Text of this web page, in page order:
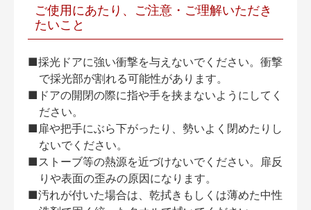
ご使用にあたり、ご注意・ご理解いただき
たいこと
■採光ドアに強い衝撃を与えないでください。衝撃
で採光部が割れる可能性があります。
■ドアの開閉の際に指や手を挟まないようにしてく
ださい。
■扉や把手にぶら下がったり、勢いよく閉めたりし
ないでください。
■ストーブ等の熱源を近づけないでください。扉反
りや表面の歪みの原因になります。
■汚れが付いた場合は、乾拭きもしくは薄めた中性